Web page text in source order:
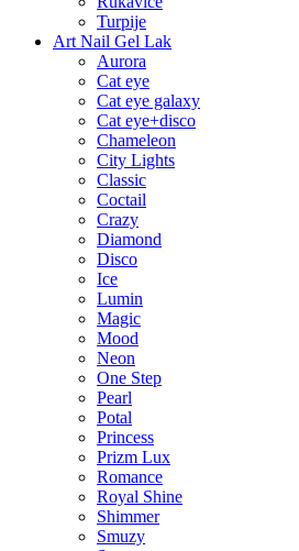
Turpije
Art Nail Gel Lak
Aurora
Cat eye
Cat eye galaxy
Cat eye+disco
Chameleon
City Lights
Classic
Coctail
Crazy
Diamond
Disco
Ice
Lumin
Magic
Mood
Neon
One Step
Pearl
Potal
Princess
Prizm Lux
Romance
Royal Shine
Shimmer
Smuzy